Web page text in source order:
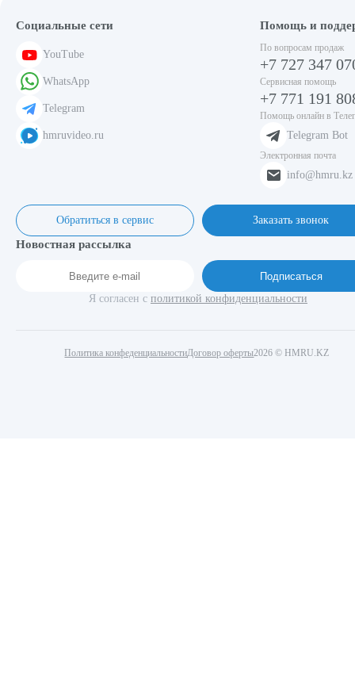
Социальные сети
YouTube
WhatsApp
Telegram
hmruvideo.ru
Помощь и
По вопросам продаж
+7 727 347
Сервисная помощь
+7 771 191
Помощь онлайн в
Telegram Bot
Электронная почта
info@hmru.kz
Обратиться в сервис Заказать звонок
Новостная рассылка
Подписаться
Я согласен с политикой конфиденциальности
Политика конфеденциальности 2026 © HMRU.KZ
Договор оферты